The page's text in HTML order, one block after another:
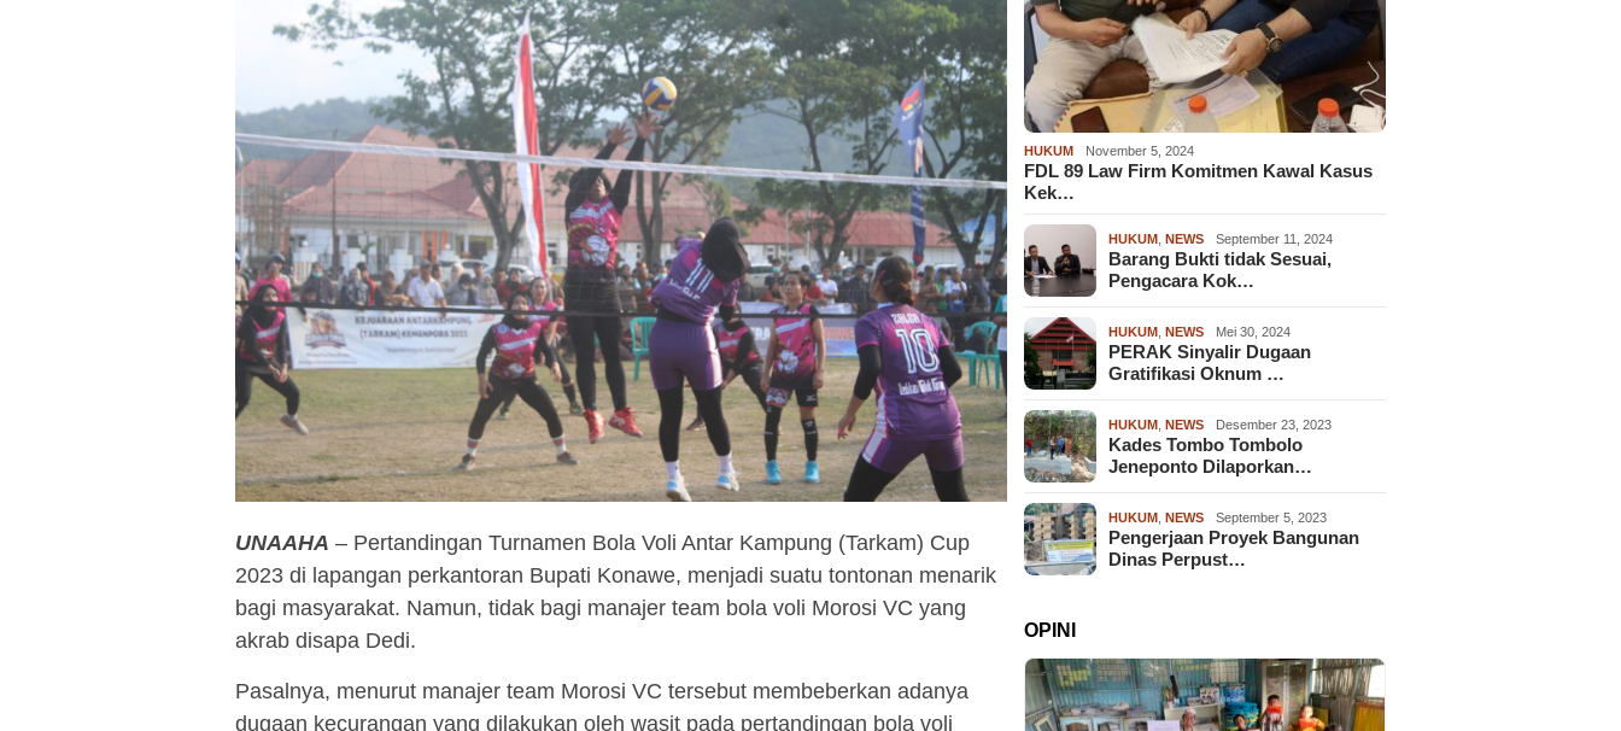
UNAAHA – Pertandingan Turnamen Bola Voli Antar Kampung (Tarkam) Cup
2023 di lapangan perkantoran Bupati Konawe, menjadi suatu tontonan menarik
bagi masyarakat. Namun, tidak bagi manajer team bola voli Morosi VC yang
akrab disapa Dedi.
Pasalnya, menurut manajer team Morosi VC tersebut membeberkan adanya
dugaan kecurangan yang dilakukan oleh wasit pada pertandingan bola voli
HUKUM November 5, 2024
FDL 89 Law Firm Komitmen Kawal Kasus
Kek…
HUKUM ,NEWS September 11, 2024
Barang Bukti tidak Sesuai,
Pengacara Kok…
HUKUM ,NEWS Mei 30, 2024
PERAK Sinyalir Dugaan
Gratifikasi Oknum …
HUKUM ,NEWS Desember 23, 2023
Kades Tombo Tombolo
Jeneponto Dilaporkan…
HUKUM ,NEWS September 5, 2023
Pengerjaan Proyek Bangunan
Dinas Perpust…
OPINI